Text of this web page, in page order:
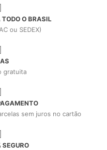
O BRASIL
ou SEDEX)
gratuita
sem juros no cartão